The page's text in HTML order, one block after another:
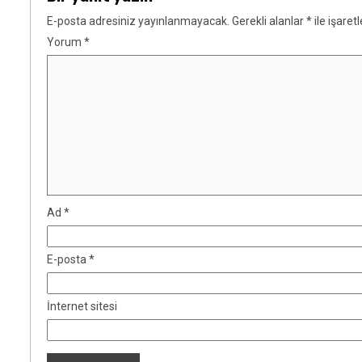
E-posta adresiniz yayınlanmayacak. Gerekli alanlar*ile
Yorum *
Ad *
E-posta *
İnternet sitesi